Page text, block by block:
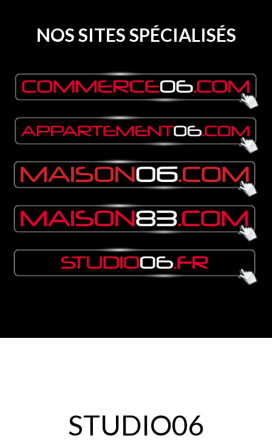
NOS SITES SPÉCIALISÉS
STUDIO06